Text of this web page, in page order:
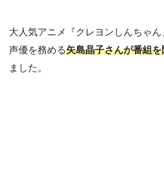
大人気アニメ『クレヨンしんちゃん
声優を務める矢島晶子さんが番組を
ました。